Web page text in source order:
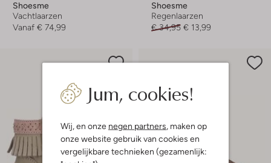
Jum, cookies!
Wij, en onze negen partners, maken op
onze website gebruik van cookies en
vergelijkbare technieken (gezamenlijk:
Shoesme
Vachtlaarzen
Vanaf € 74,99
Shoesme
Regenlaarzen
€ 34,95 € 13,99